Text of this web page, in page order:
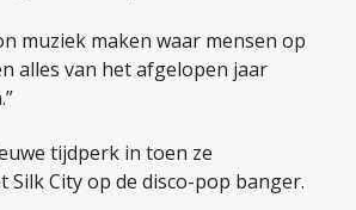
muziek maken waar mensen op
alles van het afgelopen jaar
tijdperk in toen ze
Silk City op de disco-pop banger.